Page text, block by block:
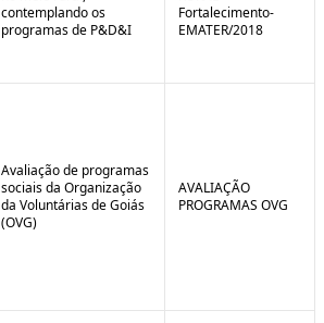
contemplando os
programas de P&D&I
Fortalecimento-
EMATER/2018
Avaliação de programas
sociais da Organização
da Voluntárias de Goiás
(OVG)
AVALIAÇÃO
PROGRAMAS OVG